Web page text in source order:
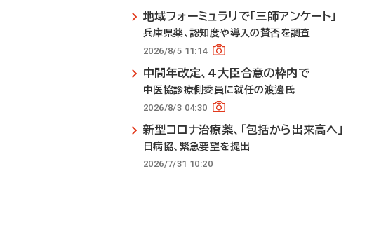
地域フォーミュラリで「三師アンケート」
兵庫県薬、認知度や導入の賛否を調査
2026/8/5 11:14
中間年改定、4大臣合意の枠内で
中医協診療側委員に就任の渡邊氏
2026/8/3 04:30
新型コロナ治療薬、「包括から出来高へ」
日病協、緊急要望を提出
2026/7/31 10:20